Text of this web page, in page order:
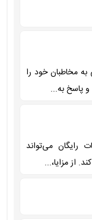
به مخاطبان خود را
پاسخ به...
رایگان می‌تواند
از مزایا،...